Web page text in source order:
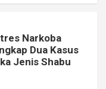
Narkoba
Dua Kasus
Jenis Shabu